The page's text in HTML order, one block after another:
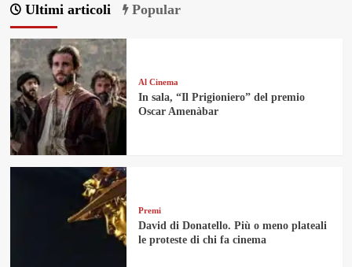
Ultimi articoli Popular
Al Cinema
In sala, “Il Prigioniero” del premio
Oscar Amenàbar
Premi
David di Donatello. Più o meno plateali
le proteste di chi fa cinema